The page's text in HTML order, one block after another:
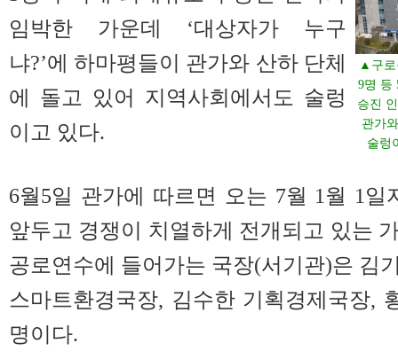
▲구로
9명 등
승진
관가
술렁
임박한 가운데 ‘대상자가 누구
냐?’에 하마평들이 관가와 산하 단체
에 돌고 있어 지역사회에서도 술렁
이고 있다.
6월5일 관가에 따르면 오는 7월 1월 1일
앞두고 경쟁이 치열하게 전개되고 있는
공로연수에 들어가는 국장(서기관)은 김
스마트환경국장, 김수한 기획경제국장,
명이다.